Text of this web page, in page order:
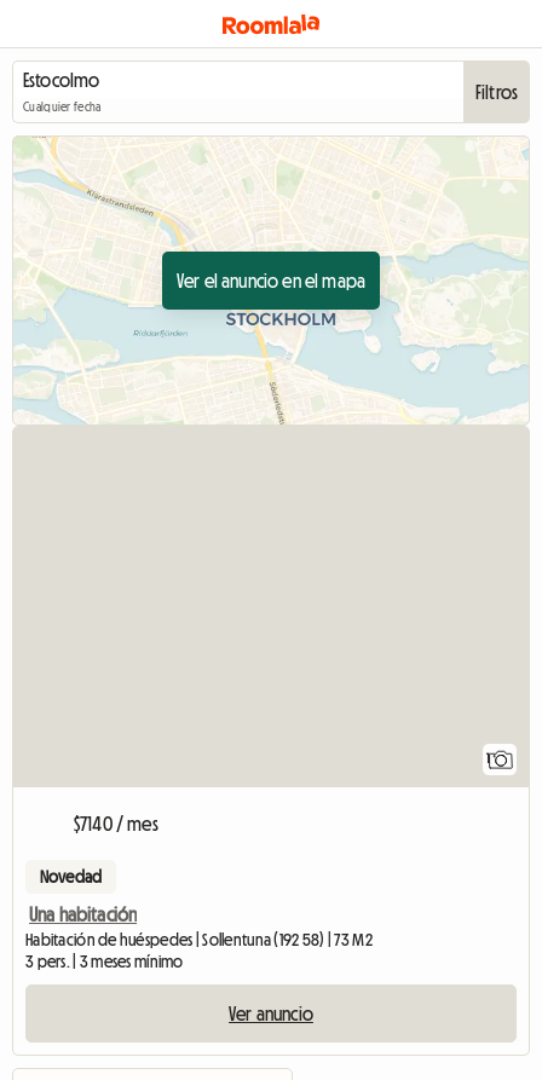
Cualquier fecha
Filtros
Ver el anuncio en el mapa
$7140 / mes
Novedad
Una habitación
Habitación de huéspedes | Sollentuna (192 58) | 73 M2
3 pers. | 3 meses mínimo
Ver anuncio